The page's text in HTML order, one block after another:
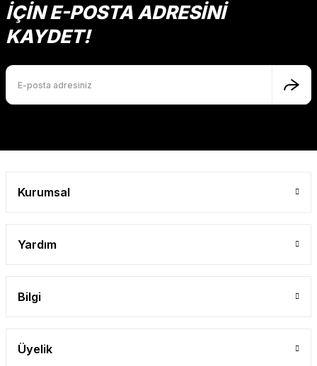
Ürün resmi kalitesiz, bozuk veya görüntülenemiyor.
Ürün açıklamasında eksik bilgiler bulunuyor.
Ürün fiyatı diğer sitelerden daha pahalı.
Bu ürüne benzer farklı alternatifler olmalı.
İÇİN E-POSTA ADRESİNİ
KAYDET!
Kurumsal
Yardım
Bilgi
Üyelik